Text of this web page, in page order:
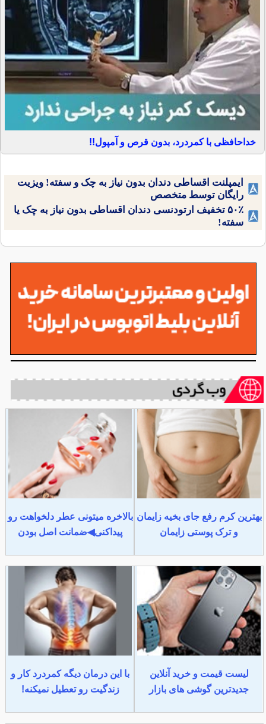
خداحافظی با کمردرد، بدون قرص و آمپول!!
ایمپلنت اقساطی دندان بدون نیاز به چک و سفته! ویزیت
رایگان توسط متخصص
۵۰٪ تخفیف ارتودنسی دندان اقساطی بدون نیاز به چک یا
سفته!
بهترین کرم رفع جای بخیه زایمان
و ترک پوستی زایمان
بالاخره میتونی عطر دلخواهت رو
پیداکنی◀ضمانت اصل بودن
لیست قیمت و خرید آنلاین
جدیدترین گوشی های بازار
با این درمان دیگه کمردرد کار و
زندگیت رو تعطیل نمیکنه!